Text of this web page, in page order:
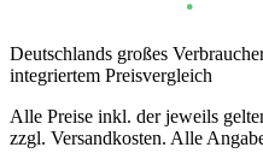
Deutschlands großes
integriertem Preisvergleich
Alle Preise inkl. der jeweils
zzgl. Versandkosten. Alle